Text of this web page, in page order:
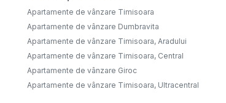
Apartamente de vânzare Timisoara
Apartamente de vânzare Dumbravita
Apartamente de vânzare Timisoara, Aradului
Apartamente de vânzare Timisoara, Central
Apartamente de vânzare Giroc
Apartamente de vânzare Timisoara, Ultracentral